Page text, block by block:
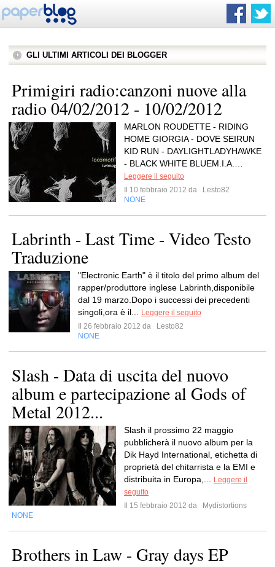
GLI ULTIMI ARTICOLI DEI BLOGGER
Primigiri radio:canzoni nuove alla
radio 04/02/2012 - 10/02/2012
MARLON ROUDETTE - RIDING
HOME GIORGIA - DOVE SEIRUN
KID RUN - DAYLIGHTLADYHAWKE
- BLACK WHITE BLUEM.I.A.…
Leggere il seguito
Il 10 febbraio 2012 da
Lesto82
NONE
Labrinth - Last Time - Video Testo
Traduzione
"Electronic Earth" è il titolo del primo album del
rapper/produttore inglese Labrinth,disponibile
dal 19 marzo.Dopo i successi dei precedenti
singoli,ora è il...
Leggere il seguito
Il 26 febbraio 2012 da
Lesto82
NONE
Slash - Data di uscita del nuovo
album e partecipazione al Gods of
Metal 2012...
Slash il prossimo 22 maggio
pubblicherà il nuovo album per la
Dik Hayd International, etichetta di
proprietà del chitarrista e la EMI e
distribuita in Europa,...
Leggere il
seguito
Il 15 febbraio 2012 da
Mydistortions
NONE
Brothers in Law - Gray days EP